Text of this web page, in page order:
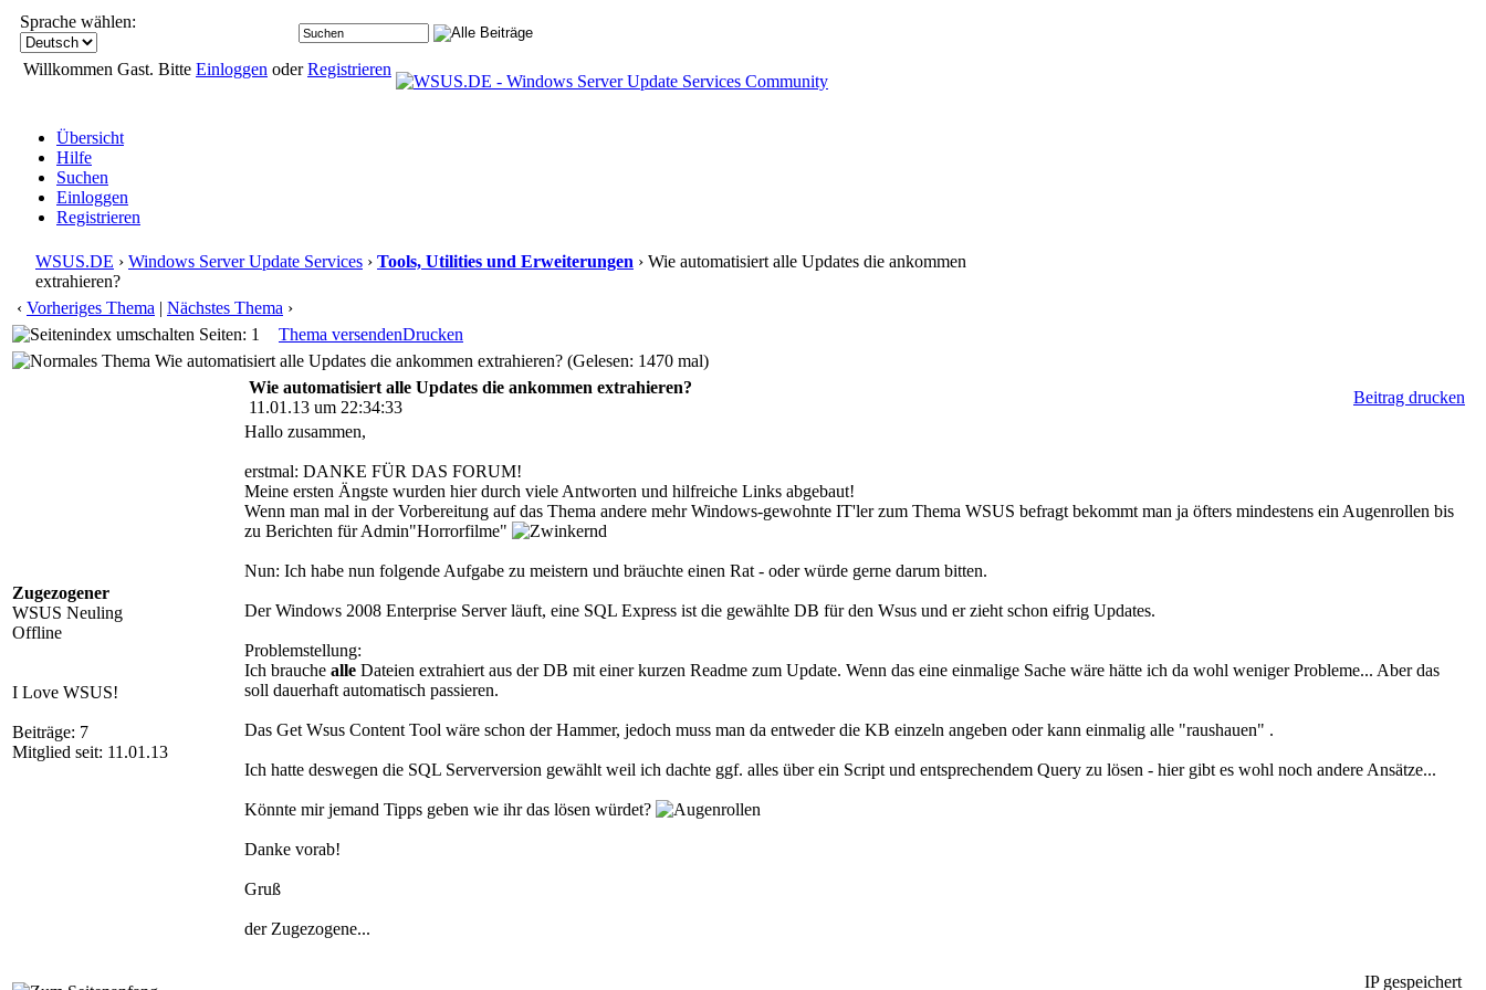
Sprache wählen:
Willkommen Gast. Bitte Einloggen oderRegistrieren
Übersicht
Hilfe
Suchen
Einloggen
Registrieren
WSUS.DE › Windows Server Update Services › Tools, Utilities und Erweiterungen › Wie automatisiert alle Updates die ankommen
extrahieren?
‹ Vorheriges Thema | Nächstes Thema ›
Seiten: 1
Thema versendenDrucken
Wie automatisiert alle Updates die ankommen extrahieren? (Gelesen: 1470 mal)
Zugezogener
WSUS Neuling
Offline
I Love WSUS!
Beiträge: 7
Mitglied seit: 11.01.13
Wie automatisiert alle Updates die ankommen extrahieren?
11.01.13 um 22:34:33
Beitrag drucken
Hallo zusammen,
erstmal: DANKE FÜR DAS FORUM!
Meine ersten Ängste wurden hier durch viele Antworten und hilfreiche Links abgebaut!
Wenn man mal in der Vorbereitung auf das Thema andere mehr Windows-gewohnte IT'ler zum Thema WSUS befragt bekommt man ja öfters mindestens ein Augenrollen bis
zu Berichten für Admin"Horrorfilme"
Nun: Ich habe nun folgende Aufgabe zu meistern und bräuchte einen Rat - oder würde gerne darum bitten.
Der Windows 2008 Enterprise Server läuft, eine SQL Express ist die gewählte DB für den Wsus und er zieht schon eifrig Updates.
Problemstellung:
Ich brauche alle Dateien extrahiert aus der DB mit einer kurzen Readme zum Update. Wenn das eine einmalige Sache wäre hätte ich da wohl weniger Probleme... Aber das
soll dauerhaft automatisch passieren.
Das Get Wsus Content Tool wäre schon der Hammer, jedoch muss man da entweder die KB einzeln angeben oder kann einmalig alle "raushauen" .
Ich hatte deswegen die SQL Serverversion gewählt weil ich dachte ggf. alles über ein Script und entsprechendem Query zu lösen - hier gibt es wohl noch andere Ansätze...
Könnte mir jemand Tipps geben wie ihr das lösen würdet?
Danke vorab!
Gruß
der Zugezogene...
IP gespeichert